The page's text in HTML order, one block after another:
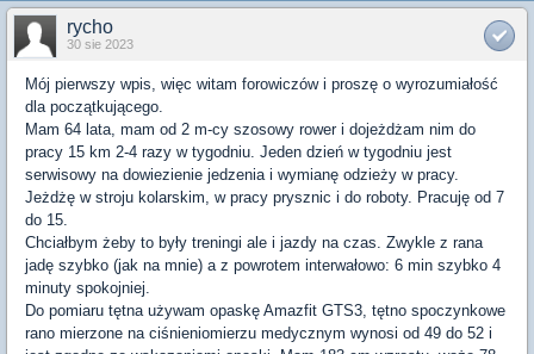
rycho
30 sie 2023
Mój pierwszy wpis, więc witam forowiczów i proszę o wyrozumiałość
dla początkującego.
Mam 64 lata, mam od 2 m-cy szosowy rower i dojeżdżam nim do
pracy 15 km 2-4 razy w tygodniu. Jeden dzień w tygodniu jest
serwisowy na dowiezienie jedzenia i wymianę odzieży w pracy.
Jeżdżę w stroju kolarskim, w pracy prysznic i do roboty. Pracuję od 7
do 15.
Chciałbym żeby to były treningi ale i jazdy na czas. Zwykle z rana
jadę szybko (jak na mnie) a z powrotem interwałowo: 6 min szybko 4
minuty spokojniej.
Do pomiaru tętna używam opaskę Amazfit GTS3, tętno spoczynkowe
rano mierzone na ciśnieniomierzu medycznym wynosi od 49 do 52 i